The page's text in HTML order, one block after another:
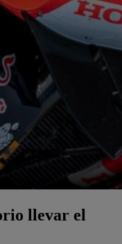
llevar el